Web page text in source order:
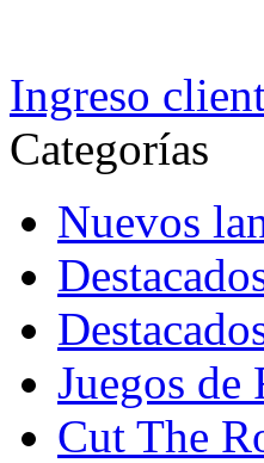
Ingreso
Categorías
Nuevos
Juegos
Cut The